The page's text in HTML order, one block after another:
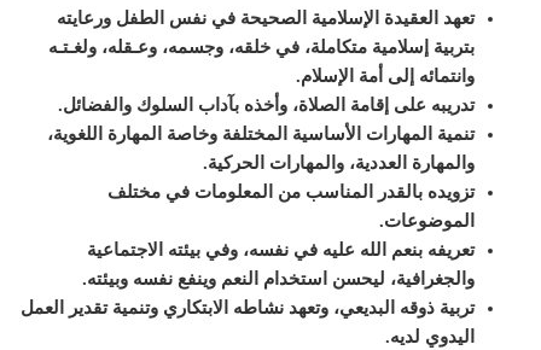
تعهد العقيدة الإسلامية الصحيحة في نفس الطفل ورعايته
بتربية إسلامية متكاملة، في خلقه، وجسمه، وعـقله، ولغـتـه
وانتمائه إلى أمة الإسلام.
تدريبه على إقامة الصلاة، وأخذه بآداب السلوك والفضائل.
تنمية المهارات الأساسية المختلفة وخاصة المهارة اللغوية،
والمهارة العددية، والمهارات الحركية.
تزويده بالقدر المناسب من المعلومات في مختلف
الموضوعات.
تعريفه بنعم الله عليه في نفسه، وفي بيئته الاجتماعية
والجغرافية، ليحسن استخدام النعم وينفع نفسه وبيئته.
تربية ذوقه البديعي، وتعهد نشاطه الابتكاري وتنمية تقدير العمل
اليدوي لديه.